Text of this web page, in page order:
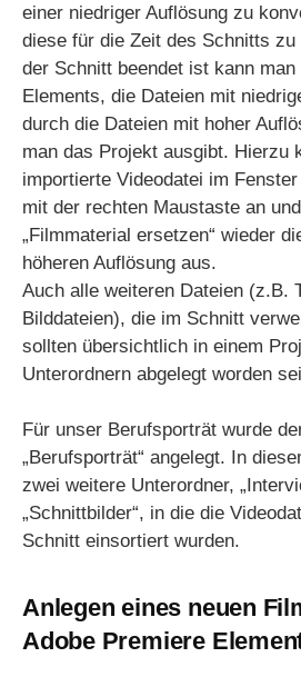
einer niedriger Auflösung zu
diese für die Zeit des Schnitts zu
der Schnitt beendet ist kann
Elements, die Dateien mit
durch die Dateien mit hoher
man das Projekt ausgibt. Hierzu
importierte Videodatei im Fenster
mit der rechten Maustaste an
„Filmmaterial ersetzen“ wieder
höheren Auflösung aus.
Auch alle weiteren Dateien (z.B.
Bilddateien), die im Schnitt
sollten übersichtlich in einem
Unterordnern abgelegt worden
Für unser Berufsporträt wurde
„Berufsporträt“ angelegt. In
zwei weitere Unterordner,
„Schnittbilder“, in die die
Schnitt einsortiert wurden.
Anlegen eines neuen
Adobe Premiere